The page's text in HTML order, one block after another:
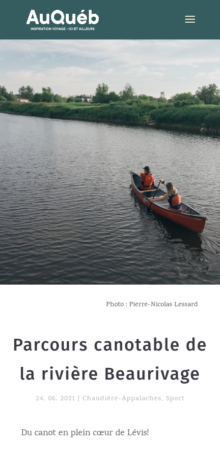
Photo : Pierre-Nicolas Lessard
Parcours canotable de
la rivière Beaurivage
24. 06. 2021 Chaudière-Appalaches, Sport
Du canot en plein cœur de Lévis!